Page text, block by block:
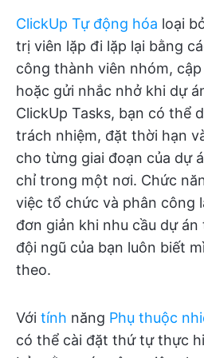
ClickUp Tự động hóa loại
trị viên lặp đi lặp lại bằng
công thành viên nhóm,
hoặc gửi nhắc nhở khi dự
ClickUp Tasks, bạn có thể
trách nhiệm, đặt thời hạn
cho từng giai đoạn của dự
chỉ trong một nơi. Chức
việc tổ chức và phân công
đơn giản khi nhu cầu dự
đội ngũ của bạn luôn biết
theo.
Với tính năng Phụ thuộc
có thể cài đặt thứ tự thực